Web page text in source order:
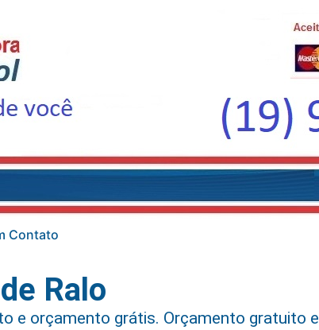
Contato
Ralo
e orçamento grátis. Orçamento gratuito e